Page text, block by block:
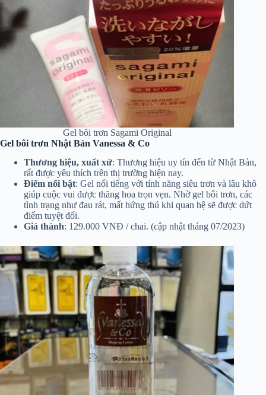
Gel bôi trơn Sagami Original
Gel bôi trơn Nhật Bản Vanessa & Co
Thương hiệu, xuất xứ: Thương hiệu uy tín đến từ Nhật Bản,
rất được yêu thích trên thị trường hiện nay.
Điểm nổi bật: Gel nổi tiếng với tính năng siêu trơn và lâu khô
giúp cuộc vui được thăng hoa trọn vẹn. Nhờ gel bôi trơn, các
tình trạng như đau rát, mất hứng thú khi quan hệ sẽ được dứt
điểm tuyệt đối.
Giá thành: 129.000 VNĐ / chai. (cập nhật tháng 07/2023)